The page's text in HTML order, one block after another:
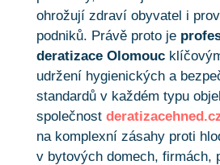
ohrožují zdraví obyvatel i
podniků. Právě proto je
deratizace Olomouc
udržení hygienických a
standardů v každém typu
společnost
na komplexní zásahy proti
v bytových domech, firmách,